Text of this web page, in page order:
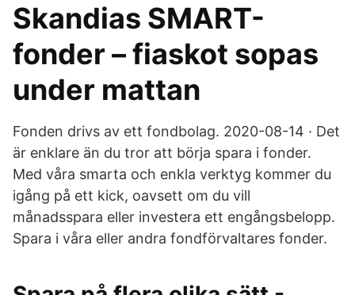
Skandias SMART-
fonder – fiaskot sopas
under mattan
Fonden drivs av ett fondbolag. 2020-08-14 · Det
är enklare än du tror att börja spara i fonder.
Med våra smarta och enkla verktyg kommer du
igång på ett kick, oavsett om du vill
månadsspara eller investera ett engångsbelopp.
Spara i våra eller andra fondförvaltares fonder.